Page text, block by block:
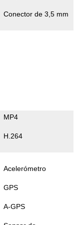
Conector de 3,5 mm
MP4
H.264
Acelerómetro
GPS
A-GPS